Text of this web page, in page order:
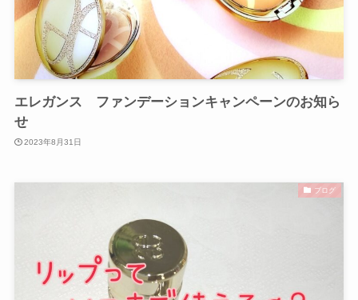
エレガンス ファンデーションキャンペーンのお知ら
せ
2023年8月31日
ブログ